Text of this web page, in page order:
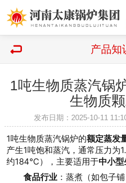
产品知
1吨生物质蒸汽锅
生物质
发布日期：2025-10-11
1吨生物质蒸汽锅炉的额定蒸发
产生1吨饱和蒸汽，通常压力为
约184℃），主要适用于中小
食品行业 ：蒸煮（如包子